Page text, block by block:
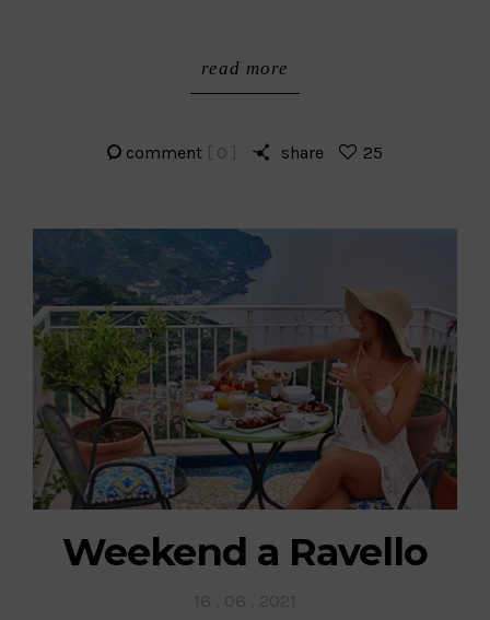
read more
comment [ 0 ] share 25
Weekend a Ravello